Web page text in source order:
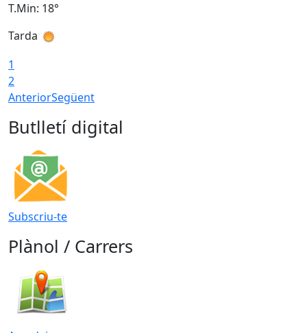
T.Min: 18°
Tarda
1
2
AnteriorSegüent
Butlletí digital
Subscriu-te
Plànol / Carrers